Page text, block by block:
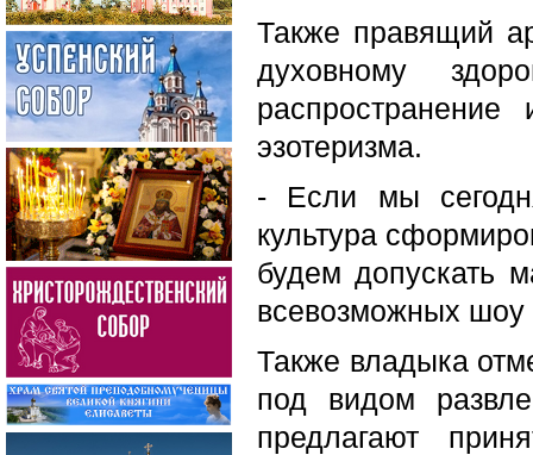
Также правящий
духовному
эзотеризма.
- Если мы
культура
будем допускать
всевозможных шоу
Также владыка
под видом
предлагают